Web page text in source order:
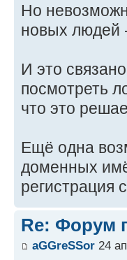
Но
новых людей
И это
посмотреть
что это
Ещё одна
доменных
регистрация
Re: Форум
aGGreSSor 24